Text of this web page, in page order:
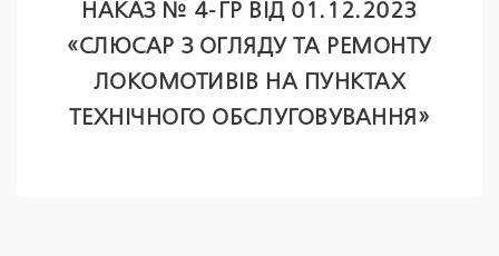
НАКАЗ № 4-ГР ВІД 01.12.2023
«СЛЮСАР З ОГЛЯДУ ТА РЕМОНТУ
ЛОКОМОТИВІВ НА ПУНКТАХ
ТЕХНІЧНОГО ОБСЛУГОВУВАННЯ»